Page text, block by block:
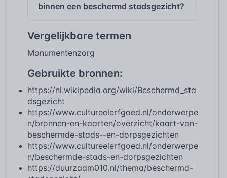
binnen een beschermd stadsgezicht?
Vergelijkbare termen
Monumentenzorg
Gebruikte bronnen:
https://nl.wikipedia.org/wiki/Beschermd_sta
dsgezicht
https://www.cultureelerfgoed.nl/onderwerpe
n/bronnen-en-kaarten/overzicht/kaart-van-
beschermde-stads--en-dorpsgezichten
https://www.cultureelerfgoed.nl/onderwerpe
n/beschermde-stads-en-dorpsgezichten
https://duurzaam010.nl/thema/beschermd-